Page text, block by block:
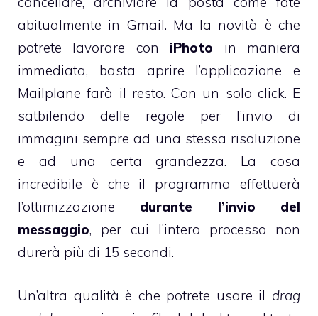
abitualmente in Gmail. Ma la novità è che
potrete lavorare con iPhoto in maniera
immediata, basta aprire l’applicazione e
Mailplane farà il resto. Con un solo click. E
satbilendo delle regole per l’invio di
immagini sempre ad una stessa risoluzione
e ad una certa grandezza. La cosa
incredibile è che il programma effettuerà
l’ottimizzazione durante l’invio del
messaggio, per cui l’intero processo non
durerà più di 15 secondi.
Un’altra qualità è che potrete usare il drag